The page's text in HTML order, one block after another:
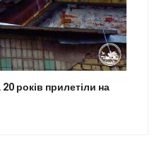
років прилетіли на